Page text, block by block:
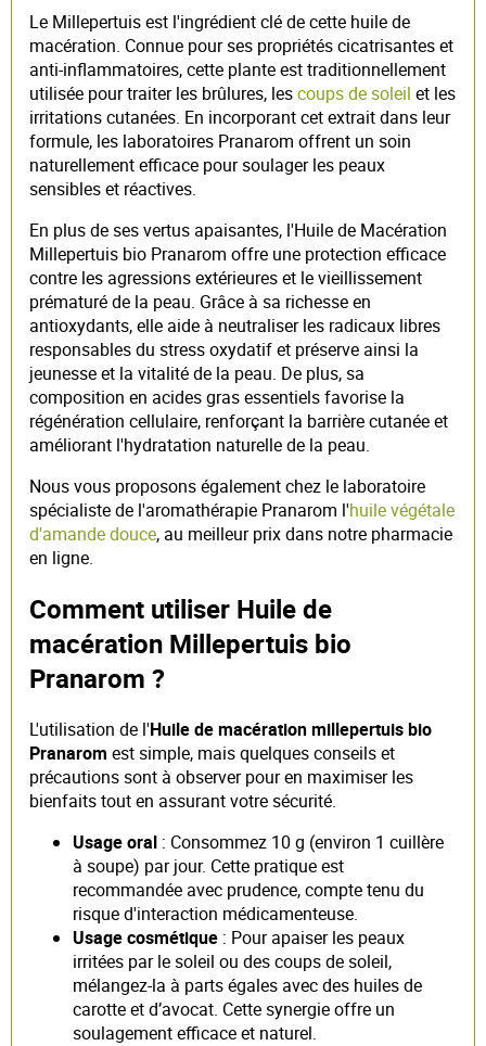
Le Millepertuis est l'ingrédient clé de cette huile de
macération. Connue pour ses propriétés cicatrisantes et
anti-inflammatoires, cette plante est traditionnellement
utilisée pour traiter les brûlures, lescoups de soleil et les
irritations cutanées. En incorporant cet extrait dans leur
formule, les laboratoires Pranarom offrent un soin
naturellement efficace pour soulager les peaux
sensibles et réactives.
En plus de ses vertus apaisantes, l'Huile de Macération
Millepertuis bio Pranarom offre une protection efficace
contre les agressions extérieures et le vieillissement
prématuré de la peau. Grâce à sa richesse en
antioxydants, elle aide à neutraliser les radicaux libres
responsables du stress oxydatif et préserve ainsi la
jeunesse et la vitalité de la peau. De plus, sa
composition en acides gras essentiels favorise la
régénération cellulaire, renforçant la barrière cutanée et
améliorant l'hydratation naturelle de la peau.
Nous vous proposons également chez le laboratoire
spécialiste de l'aromathérapie Pranarom l'huile végétale
d'amande douce, au meilleur prix dans notre pharmacie
en ligne.
Comment utiliser Huile de
macération Millepertuis bio
Pranarom ?
L'utilisation de l'Huile de macération millepertuis bio
Pranarom est simple, mais quelques conseils et
précautions sont à observer pour en maximiser les
bienfaits tout en assurant votre sécurité.
Usage oral : Consommez 10 g (environ 1 cuillère
à soupe) par jour. Cette pratique est
recommandée avec prudence, compte tenu du
risque d'interaction médicamenteuse.
Usage cosmétique : Pour apaiser les peaux
irritées par le soleil ou des coups de soleil,
mélangez-la à parts égales avec des huiles de
carotte et d’avocat. Cette synergie offre un
soulagement efficace et naturel.